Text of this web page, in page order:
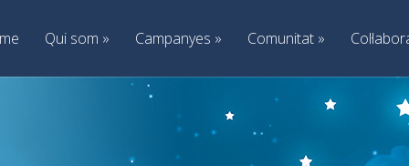
Qui som » Campanyes » Comunitat »